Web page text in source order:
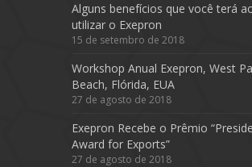
Alguns benefícios que você terá
utilizar o Exepron
15 de setembro de 2018
Workshop Anual Exepron, West
Beach, Flórida, EUA
27 de agosto de 2018
Exepron Recebe o Prêmio
Award for Exports”
27 de agosto de 2018